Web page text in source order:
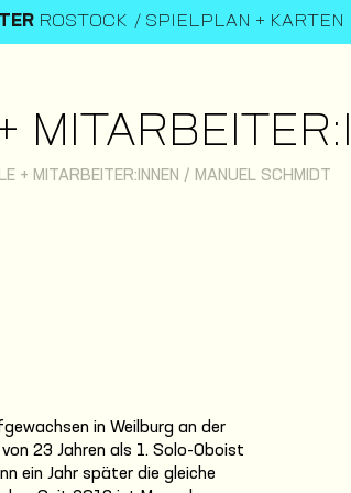
ROSTOCK SPIELPLAN + KARTEN
+ MITARBEITER:INNEN / MANUEL SCHMIDT
in Weilburg an der
23 Jahren als 1. Solo-Oboist
ein Jahr später die gleiche